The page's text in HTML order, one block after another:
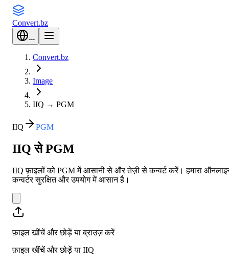
Convert.bz
---
Convert.bz
Image
IIQ → PGM
IIQ PGM
IIQ से PGM
IIQ फ़ाइलों को PGM में आसानी से और तेज़ी से कन्वर्ट करें। हमारा
कन्वर्टर सुरक्षित और उपयोग में आसान है।
फ़ाइल खींचें और छोड़ें या ब्राउज़ करें
फ़ाइल खींचें और छोड़ें या IIQ